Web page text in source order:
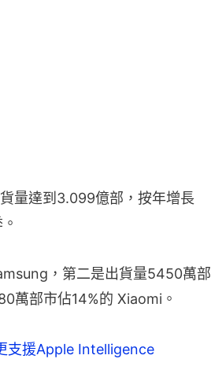
量達到3.099億部，按年增長
，第二是出貨量5450萬部
萬部市佔14%的 Xiaomi。
支援Apple Intelligence